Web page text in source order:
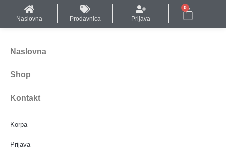
Naslovna Prodavnica Prijava
0
Naslovna
Shop
Kontakt
Korpa
Prijava